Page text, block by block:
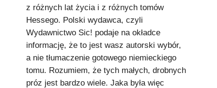
z różnych lat życia i z różnych tomów
Hessego. Polski wydawca, czyli
Wydawnictwo Sic! podaje na okładce
informację, że to jest wasz autorski wybór,
a nie tłumaczenie gotowego niemieckiego
tomu. Rozumiem, że tych małych, drobnych
próz jest bardzo wiele. Jaka była więc